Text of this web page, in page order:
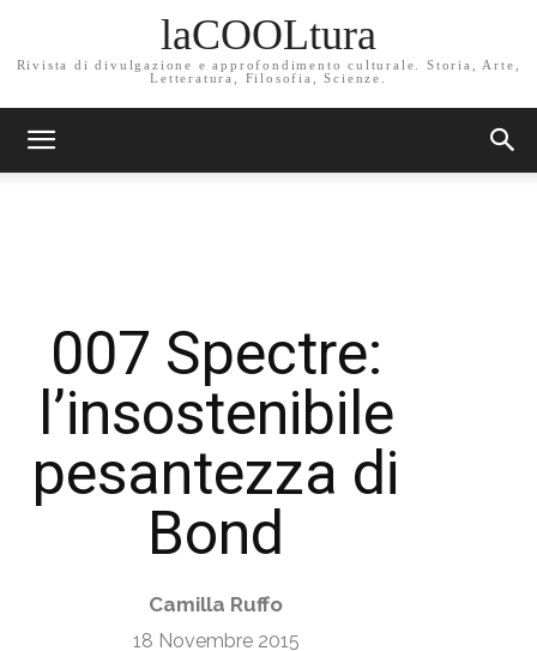
laCOOLtura
Rivista di divulgazione e approfondimento culturale. Storia, Arte,
Letteratura, Filosofia, Scienze.
007 Spectre:
l’insostenibile
pesantezza di
Bond
Camilla Ruffo
18 Novembre 2015